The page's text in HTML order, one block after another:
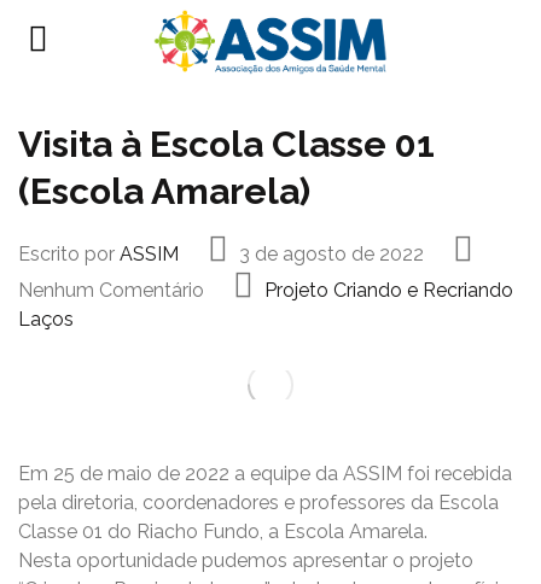
Visita à Escola Classe 01
(Escola Amarela)
Escrito por ASSIM
3 de agosto de 2022
Nenhum Comentário
Projeto Criando e Recriando
Laços
Em 25 de maio de 2022 a equipe da ASSIM foi recebida
pela diretoria, coordenadores e professores da Escola
Classe 01 do Riacho Fundo, a Escola Amarela.
Nesta oportunidade pudemos apresentar o projeto